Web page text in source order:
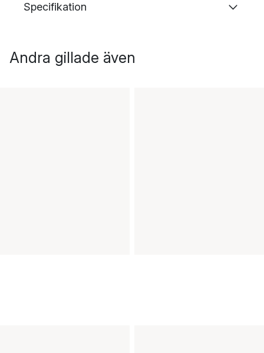
Specifikation
Andra gillade även